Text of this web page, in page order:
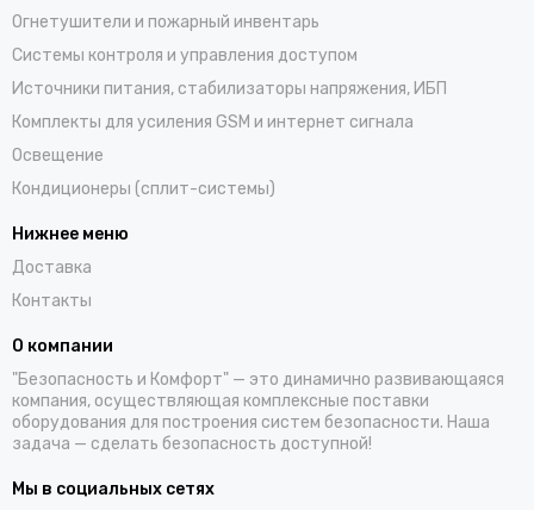
Огнетушители и пожарный инвентарь
Системы контроля и управления доступом
Источники питания, стабилизаторы напряжения, ИБП
Комплекты для усиления GSM и интернет сигнала
Освещение
Кондиционеры (сплит-системы)
Нижнее меню
Доставка
Контакты
О компании
"Безопасность и Комфорт" — это динамично развивающаяся
компания, осуществляющая комплексные поставки
оборудования для построения систем безопасности. Наша
задача — сделать безопасность доступной!
Мы в социальных сетях